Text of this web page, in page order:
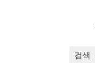
검